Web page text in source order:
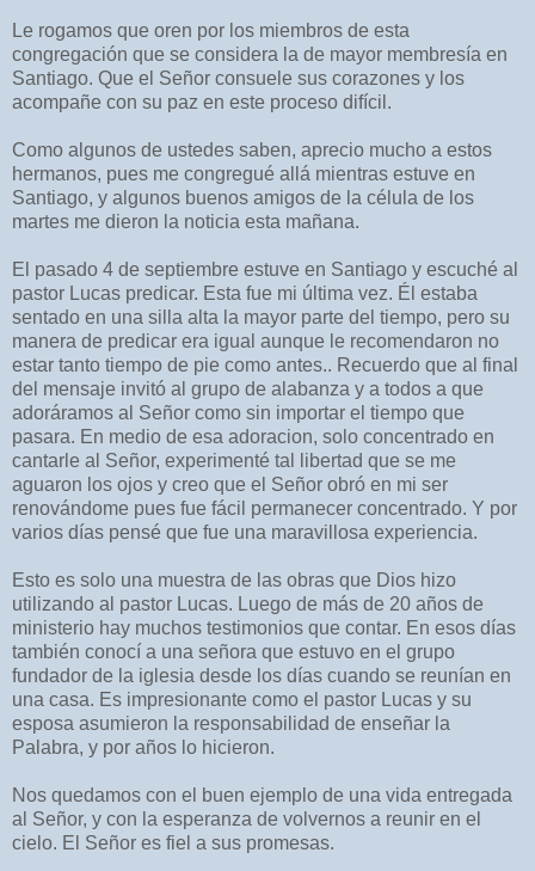
Le rogamos que oren por los miembros de esta
congregación que se considera la de mayor membresía en
Santiago. Que el Señor consuele sus corazones y los
acompañe con su paz en este proceso difícil.
Como algunos de ustedes saben, aprecio mucho a estos
hermanos, pues me congregué allá mientras estuve en
Santiago, y algunos buenos amigos de la célula de los
martes me dieron la noticia esta mañana.
El pasado 4 de septiembre estuve en Santiago y escuché al
pastor Lucas predicar. Esta fue mi última vez. Él estaba
sentado en una silla alta la mayor parte del tiempo, pero su
manera de predicar era igual aunque le recomendaron no
estar tanto tiempo de pie como antes.. Recuerdo que al final
del mensaje invitó al grupo de alabanza y a todos a que
adoráramos al Señor como sin importar el tiempo que
pasara. En medio de esa adoracion, solo concentrado en
cantarle al Señor, experimenté tal libertad que se me
aguaron los ojos y creo que el Señor obró en mi ser
renovándome pues fue fácil permanecer concentrado. Y por
varios días pensé que fue una maravillosa experiencia.
Esto es solo una muestra de las obras que Dios hizo
utilizando al pastor Lucas. Luego de más de 20 años de
ministerio hay muchos testimonios que contar. En esos días
también conocí a una señora que estuvo en el grupo
fundador de la iglesia desde los días cuando se reunían en
una casa. Es impresionante como el pastor Lucas y su
esposa asumieron la responsabilidad de enseñar la
Palabra, y por años lo hicieron.
Nos quedamos con el buen ejemplo de una vida entregada
al Señor, y con la esperanza de volvernos a reunir en el
cielo. El Señor es fiel a sus promesas.